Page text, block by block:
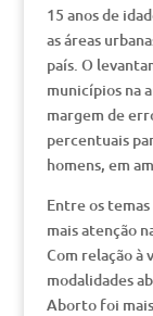
15 anos de
as áreas
país. O
municípios na
margem de
percentuais
homens, em
Entre os
mais atenção
Com relação à
modalidades
Aborto foi